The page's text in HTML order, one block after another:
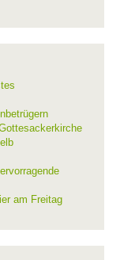
am Freitag